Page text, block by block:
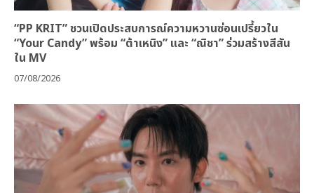
“PP KRIT” ชวนเปิดประสบการณ์ความหวานซ่อนเปรี้ยวใน
“Your Candy” พร้อม “ต้าเหนิง” และ “ณิชา” ร่วมสร้างสีสัน
ใน MV
07/08/2026